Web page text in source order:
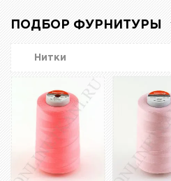
ПОДБОР ФУРНИТУРЫ
Нитки